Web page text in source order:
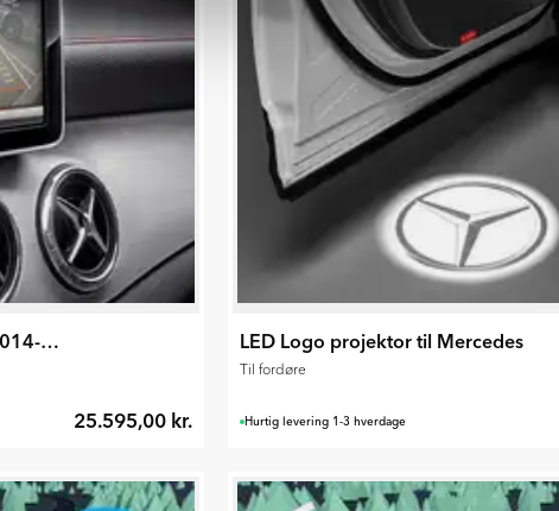
Bakkamera til C-Klasse Sedan 2014-2018
25.595,00 kr.
LED Logo projektor til Mercedes
Til fordøre
Hurtig levering 1-3 hverdage